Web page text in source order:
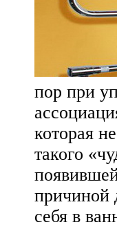
пор при
которая
такого
причиной
себя в